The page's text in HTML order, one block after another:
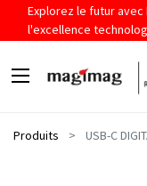
Explorez le futur
l'excellence
Produits USB-C